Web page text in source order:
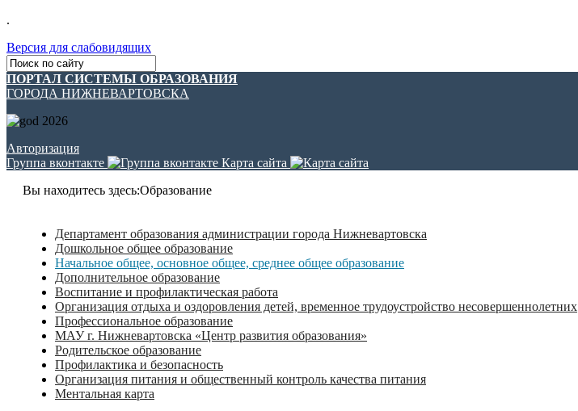
.
Версия для слабовидящих
ПОРТАЛ СИСТЕМЫ ОБРАЗОВАНИЯ
ГОРОДА НИЖНЕВАРТОВСКА
Авторизация
Группа вконтакте
Карта сайта
Вы находитесь здесь:Образование
Департамент образования администрации города Нижневартовска
Дошкольное общее образование
Начальное общее, основное общее, среднее общее образование
Дополнительное образование
Воспитание и профилактическая работа
Организация отдыха и оздоровления детей, временное трудоустройство несовершеннолетних
Профессиональное образование
МАУ г. Нижневартовска «Центр развития образования»
Родительское образование
Профилактика и безопасность
Организация питания и общественный контроль качества питания
Ментальная карта